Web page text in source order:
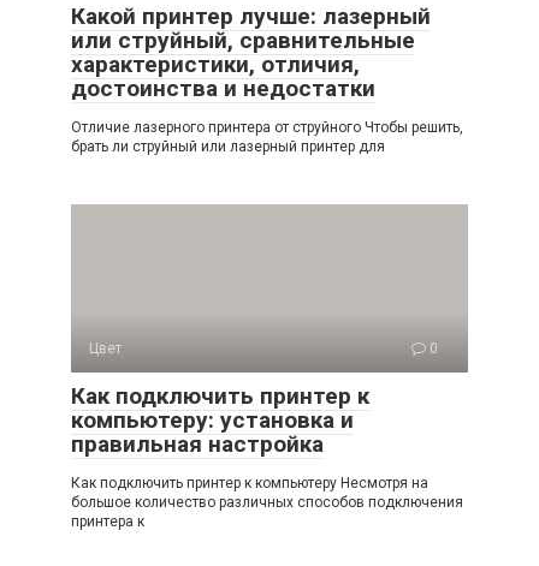
Какой принтер лучше: лазерный
или струйный, сравнительные
характеристики, отличия,
достоинства и недостатки
Отличие лазерного принтера от струйного Чтобы решить,
брать ли струйный или лазерный принтер для
Цвет 0
Как подключить принтер к
компьютеру: установка и
правильная настройка
Как подключить принтер к компьютеру Несмотря на
большое количество различных способов подключения
принтера к